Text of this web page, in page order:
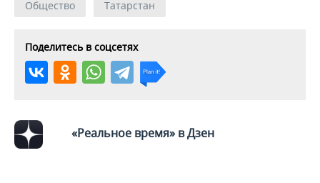
Общество Татарстан
Поделитесь в соцсетях
«Реальное время» в Дзен